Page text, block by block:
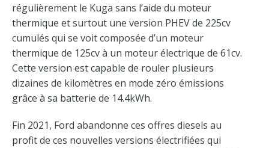
régulièrement le Kuga sans l’aide du moteur
thermique et surtout une version PHEV de 225cv
cumulés qui se voit composée d’un moteur
thermique de 125cv à un moteur électrique de 61cv.
Cette version est capable de rouler plusieurs
dizaines de kilomètres en mode zéro émissions
grâce à sa batterie de 14.4kWh.
Fin 2021, Ford abandonne ces offres diesels au
profit de ces nouvelles versions électrifiées qui